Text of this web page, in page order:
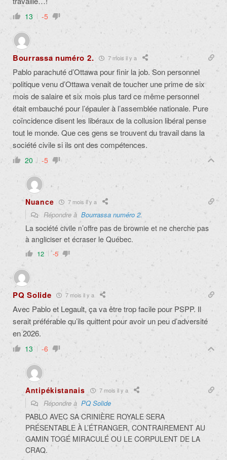
13 -5
Bourrassa numéro 2. 7 mois il y a
Pablo parachuté d’Ottawa pour finir la job. Son personnel
politique venu d’Ottawa venait de toucher une prime de six
mois de salaire et six mois plus tard ce même personnel
était embauché pour l’épauler à l’assemblée nationale. Pure
coïncidence disent les libéraux de la collusion libéral pense
tout le monde. Que ces gens se trouvent du travail dans la
société civile si ils ont des compétences.
20 -5
Nuance 7 mois il y a
Répondre à Bourrassa numéro 2.
La société civile n’offre pas de brownie et ne cherche pas
à angliciser et écraser le Québec.
12 -5
PQ Solide 7 mois il y a
Avec Pablo et Legault, ça va être trop facile pour PSPP. Il
serait préférable qu’ils quittent pour avoir un peu d’adversité
en 2026.
13 -6
Antipékistanais 7 mois il y a
Répondre à PQ Solide
PABLO AVEC SA CRINIÈRE ROYALE SERA
PRÉSENTABLE À L’ÉTRANGER, CONTRAIREMENT AU
GAMIN TOGÉ MIRACULÉ OU LE CORPULENT DE LA
CRAQ.